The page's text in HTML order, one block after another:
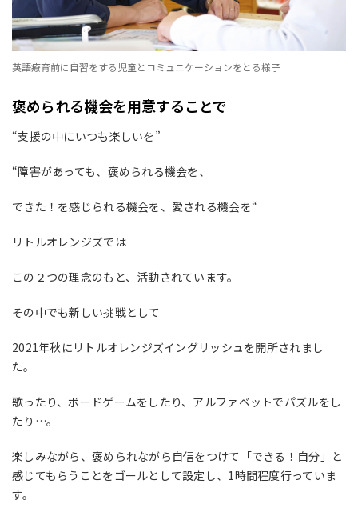
英語療育前に自習をする児童とコミュニケーションをとる様子
褒められる機会を用意することで
“支援の中にいつも楽しいを”
“障害があっても、褒められる機会を、
できた！を感じられる機会を、愛される機会を“
リトルオレンジズでは
この２つの理念のもと、活動されています。
その中でも新しい挑戦として
2021年秋にリトルオレンジズイングリッシュを開所されまし
た。
歌ったり、ボードゲームをしたり、アルファベットでパズルをし
たり …。
楽しみながら、褒められながら自信をつけて「できる！自分」と
感じてもらうことをゴールとして設定し、 1時間程度行っていま
す。